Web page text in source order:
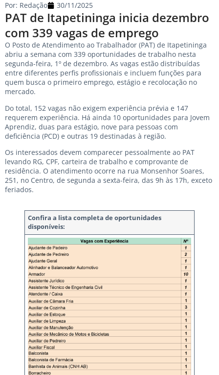
PAT de Itapetininga inicia dezembro
com 339 vagas de emprego
Por: Redação 30/11/2025
O Posto de Atendimento ao Trabalhador (PAT) de Itapetininga
abriu a semana com 339 oportunidades de trabalho nesta
segunda-feira, 1º de dezembro. As vagas estão distribuídas
entre diferentes perfis profissionais e incluem funções para
quem busca o primeiro emprego, estágio e recolocação no
mercado.
Do total, 152 vagas não exigem experiência prévia e 147
requerem experiência. Há ainda 10 oportunidades para Jovem
Aprendiz, duas para estágio, nove para pessoas com
deficiência (PCD) e outras 19 destinadas à região.
Os interessados devem comparecer pessoalmente ao PAT
levando RG, CPF, carteira de trabalho e comprovante de
residência. O atendimento ocorre na rua Monsenhor Soares,
251, no Centro, de segunda a sexta-feira, das 9h às 17h, exceto
feriados.
Confira a lista completa de oportunidades
disponíveis: